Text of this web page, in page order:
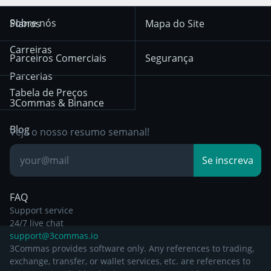
Sinais-Cripto
KuCoin
HTX
Bybit
Solana
BNB
Trend Following
Trading
Position Trading
Day Trading
Breakout Trading
December 18th 2025
Privacy Notice from
December 29th 2024
Other Legal
Documentation
Sobre nós
Carreiras
Parcerias
3Commas & Binance
Blog
Base de
Conhecimento
FAQ
Planos
Parceiros Comerciais
Tabela de Preços
Mapa do Site
Segurança
Veja o nosso resumo semanal!
Se inscreva
Support service
24/7 live chat
support@3commas.io
3Commas provides software only. Any references to trading,
exchange, transfer, or wallet services, etc. are references to